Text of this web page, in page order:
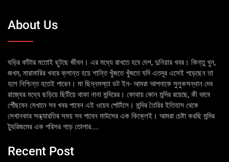
About Us
ঘড়ির কাঁটার মতোই ছুটছে জীবন। এর মধ্যে রাখতে হবে দেশ, দুনিয়ার খবর। কিন্তু খুন,
জখম, মারামারির খবরে ক্লান্ত হয়ে শান্তি খুঁজতে খুঁজতে যদি এতদূর এসেই পড়েছেন তা
হলে নিশ্চিন্ত হতেই পারেন। মা ছিন্নমস্তা ডট ইন- আমরা আপনাকে সুলুকসন্ধান দেব
রাজ্যের মধ্যে ছড়িয়ে ছিটিয়ে থাকা নানা মন্দিরের। কোথায় কোন মন্দির রয়েছে, কী ভাবে
পৌঁছবেন সেখানে সব খবর পাবেন এই ওয়েব পোর্টালে। মন্দির তৈরির ইতিহাস থেকে
সেখানকার সন্ধ্যারতির সময় সব পাবেন মাউসের এক কিক্লেই। আমরা চেষ্টা করছি মন্দির
ট্যুরিজমের এক পরিসর গড়ে তোলার....
Recent Post